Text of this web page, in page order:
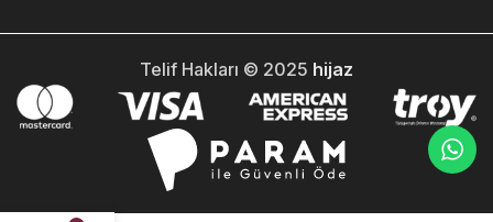
Telif Hakları © 2025 hijaz